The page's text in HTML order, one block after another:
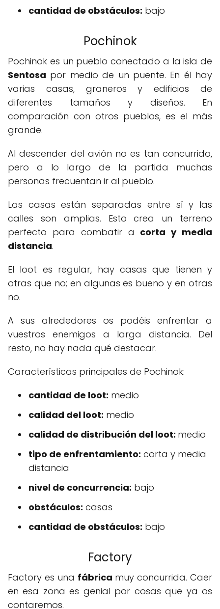
cantidad de obstáculos: bajo
Pochinok
Pochinok es un pueblo conectado a la isla de
Sentosa por medio de un puente. En él hay
varias casas, graneros y edificios de
diferentes tamaños y diseños. En
comparación con otros pueblos, es el más
grande.
Al descender del avión no es tan concurrido,
pero a lo largo de la partida muchas
personas frecuentan ir al pueblo.
Las casas están separadas entre sí y las
calles son amplias. Esto crea un terreno
perfecto para combatir a corta y media
distancia.
El loot es regular, hay casas que tienen y
otras que no; en algunas es bueno y en otras
no.
A sus alrededores os podéis enfrentar a
vuestros enemigos a larga distancia. Del
resto, no hay nada qué destacar.
Características principales de Pochinok:
cantidad de loot: medio
calidad del loot: medio
calidad de distribución del loot: medio
tipo de enfrentamiento: corta y media
distancia
nivel de concurrencia: bajo
obstáculos: casas
cantidad de obstáculos: bajo
Factory
Factory es una fábrica muy concurrida. Caer
en esa zona es genial por cosas que ya os
contaremos.